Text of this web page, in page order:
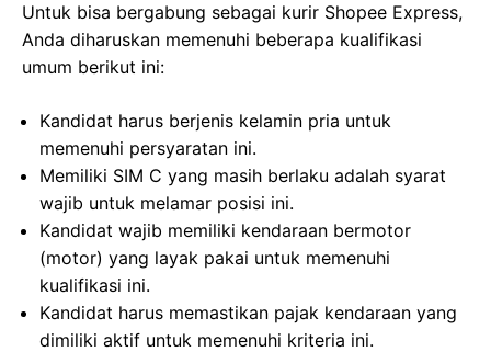
Untuk bisa bergabung sebagai kurir Shopee Express,
Anda diharuskan memenuhi beberapa kualifikasi
umum berikut ini:
Kandidat harus berjenis kelamin pria untuk
memenuhi persyaratan ini.
Memiliki SIM C yang masih berlaku adalah syarat
wajib untuk melamar posisi ini.
Kandidat wajib memiliki kendaraan bermotor
(motor) yang layak pakai untuk memenuhi
kualifikasi ini.
Kandidat harus memastikan pajak kendaraan yang
dimiliki aktif untuk memenuhi kriteria ini.